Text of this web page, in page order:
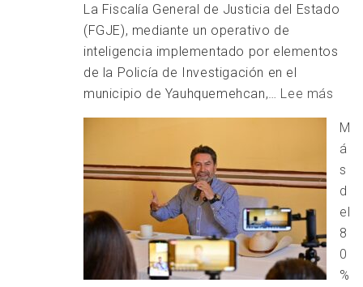
La Fiscalía General de Justicia del Estado
(FGJE), mediante un operativo de
inteligencia implementado por elementos
de la Policía de Investigación en el
municipio de Yauhquemehcan,… Lee más
A
DE
M
á
s
d
el
8
0
%